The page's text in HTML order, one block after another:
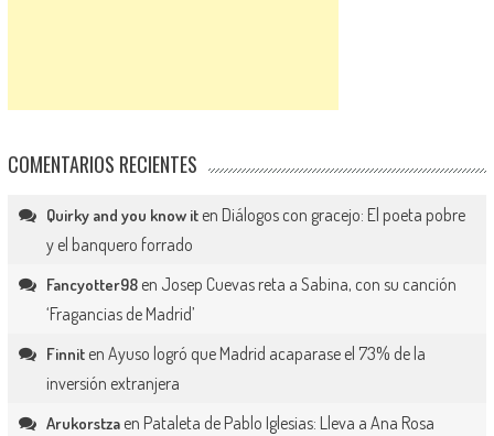
COMENTARIOS RECIENTES
Quirky and you know iten Diálogos con gracejo: El poeta pobre
y el banquero forrado
Fancyotter98en Josep Cuevas reta a Sabina, con su canción
‘Fragancias de Madrid’
Finniten Ayuso logró que Madrid acaparase el 73% de la
inversión extranjera
Arukorstzaen Pataleta de Pablo Iglesias: Lleva a Ana Rosa